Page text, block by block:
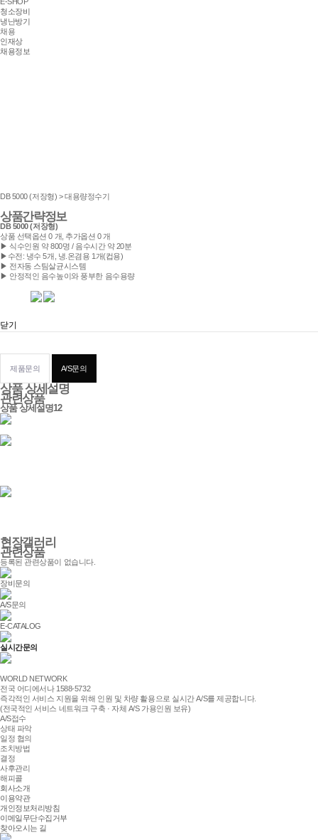
청소장비
냉난방기
채용
인재상
채용정보
DB 5000 (저장형) > 대용량정수기
상품간략정보
DB 5000 (저장형)
상품 선택옵션 0 개, 추가옵션 0 개
▶ 식수인원 약 800명 / 음수시간 약 20분
▶수전: 냉수 5개, 냉.온겸용 1개(컵용)
▶ 전자동 스팀살균시스템
▶ 안정적인 음수높이와 풍부한 음수용량
닫기
제품문의 A/S문의
상품 상세설명
관련상품
상품 상세설명12
현장갤러리
관련상품
등록된 관련상품이 없습니다.
장비문의
A/S문의
E-CATALOG
실시간문의
WORLD NETWORK
전국 어디에서나 1588-5732
즉각적인 서비스 지원을 위해 인원 및 차량 활용으로 실시간 A/S를 제공합니다.
(전국적인 서비스 네트워크 구축 · 자체 A/S 가용인원 보유)
A/S접수
상태 파악
일정 협의
조치방법
결정
사후관리
해피콜
회사소개
이용약관
개인정보처리방침
이메일무단수집거부
찾아오시는 길